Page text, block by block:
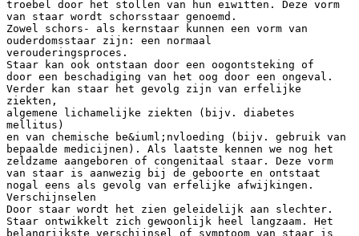
troebel door het stollen van hun eiwitten. Deze vorm
van staar wordt schorsstaar genoemd.
Zowel schors- als kernstaar kunnen een vorm van
ouderdomsstaar zijn: een normaal
verouderingsproces.
Staar kan ook ontstaan door een oogontsteking of
door een beschadiging van het oog door een ongeval.
Verder kan staar het gevolg zijn van erfelijke
ziekten,
algemene lichamelijke ziekten (bijv. diabetes
mellitus)
en van chemische be&iuml;nvloeding (bijv. gebruik van
bepaalde medicijnen). Als laatste kennen we nog het
zeldzame aangeboren of congenitaal staar. Deze vorm
van staar is aanwezig bij de geboorte en ontstaat
nogal eens als gevolg van erfelijke afwijkingen.
Verschijnselen
Door staar wordt het zien geleidelijk aan slechter.
Staar ontwikkelt zich gewoonlijk heel langzaam. Het
belangrijkste verschijnsel of symptoom van staar is